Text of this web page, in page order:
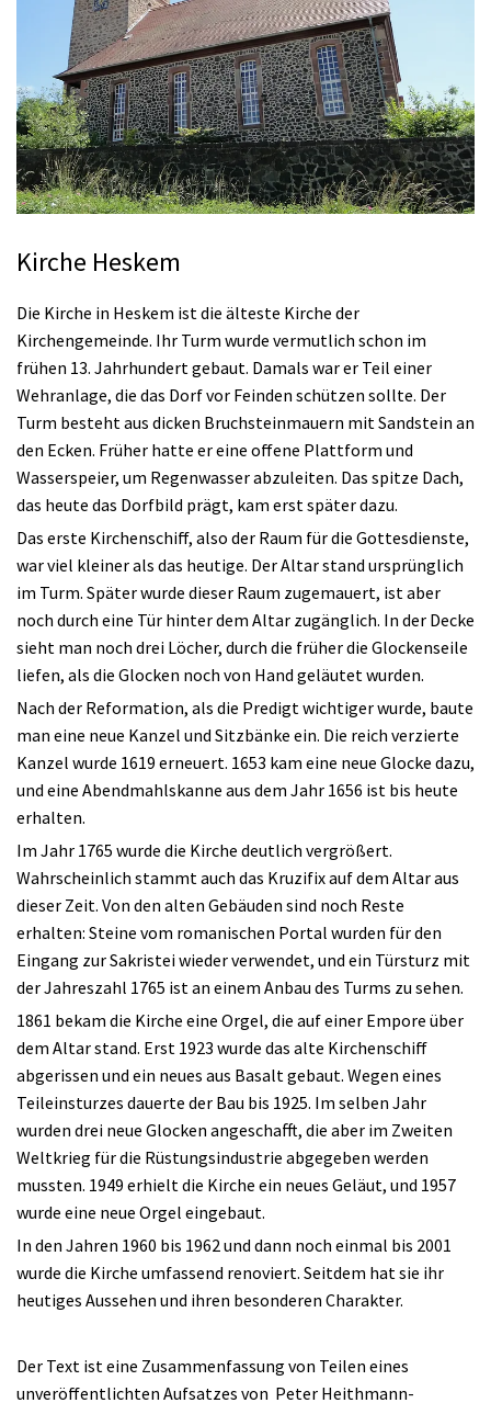
Kirche Heskem
Die Kirche in Heskem ist die älteste Kirche der
Kirchengemeinde. Ihr Turm wurde vermutlich schon im
frühen 13. Jahrhundert gebaut. Damals war er Teil einer
Wehranlage, die das Dorf vor Feinden schützen sollte. Der
Turm besteht aus dicken Bruchsteinmauern mit Sandstein an
den Ecken. Früher hatte er eine offene Plattform und
Wasserspeier, um Regenwasser abzuleiten. Das spitze Dach,
das heute das Dorfbild prägt, kam erst später dazu.
Das erste Kirchenschiff, also der Raum für die Gottesdienste,
war viel kleiner als das heutige. Der Altar stand ursprünglich
im Turm. Später wurde dieser Raum zugemauert, ist aber
noch durch eine Tür hinter dem Altar zugänglich. In der Decke
sieht man noch drei Löcher, durch die früher die Glockenseile
liefen, als die Glocken noch von Hand geläutet wurden.
Nach der Reformation, als die Predigt wichtiger wurde, baute
man eine neue Kanzel und Sitzbänke ein. Die reich verzierte
Kanzel wurde 1619 erneuert. 1653 kam eine neue Glocke dazu,
und eine Abendmahlskanne aus dem Jahr 1656 ist bis heute
erhalten.
Im Jahr 1765 wurde die Kirche deutlich vergrößert.
Wahrscheinlich stammt auch das Kruzifix auf dem Altar aus
dieser Zeit. Von den alten Gebäuden sind noch Reste
erhalten: Steine vom romanischen Portal wurden für den
Eingang zur Sakristei wieder verwendet, und ein Türsturz mit
der Jahreszahl 1765 ist an einem Anbau des Turms zu sehen.
1861 bekam die Kirche eine Orgel, die auf einer Empore über
dem Altar stand. Erst 1923 wurde das alte Kirchenschiff
abgerissen und ein neues aus Basalt gebaut. Wegen eines
Teileinsturzes dauerte der Bau bis 1925. Im selben Jahr
wurden drei neue Glocken angeschafft, die aber im Zweiten
Weltkrieg für die Rüstungsindustrie abgegeben werden
mussten. 1949 erhielt die Kirche ein neues Geläut, und 1957
wurde eine neue Orgel eingebaut.
In den Jahren 1960 bis 1962 und dann noch einmal bis 2001
wurde die Kirche umfassend renoviert. Seitdem hat sie ihr
heutiges Aussehen und ihren besonderen Charakter.
Der Text ist eine Zusammenfassung von Teilen eines
unveröffentlichten Aufsatzes von Peter Heithmann-